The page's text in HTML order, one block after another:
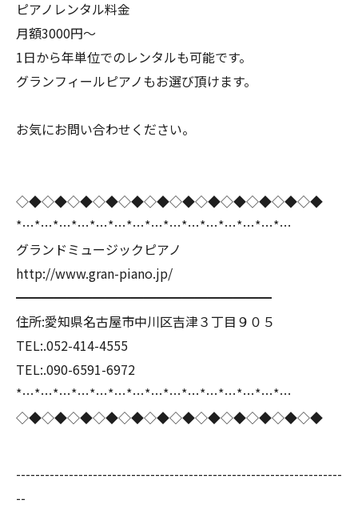
ピアノレンタル料金
月額3000円〜
1日から年単位でのレンタルも可能です。
グランフィールピアノもお選び頂けます。
お気にお問い合わせください。
◇◆◇◆◇◆◇◆◇◆◇◆◇◆◇◆◇◆◇◆◇◆◇◆
*…*…*…*…*…*…*…*…*…*…*…*…*…*…*…
グランドミュージックピアノ
http://www.gran-piano.jp/
━━━━━━━━━━━━━━━━━━━━
住所:愛知県名古屋市中川区吉津３丁目９０５
TEL:.052-414-4555
TEL:.090-6591-6972
*…*…*…*…*…*…*…*…*…*…*…*…*…*…*…
◇◆◇◆◇◆◇◆◇◆◇◆◇◆◇◆◇◆◇◆◇◆◇◆
--------------------------------------------------------------------
--